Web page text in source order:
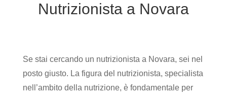
Nutrizionista a Novara
Se stai cercando un nutrizionista a Novara, sei nel
posto giusto. La figura del nutrizionista, specialista
nell’ambito della nutrizione, è fondamentale per